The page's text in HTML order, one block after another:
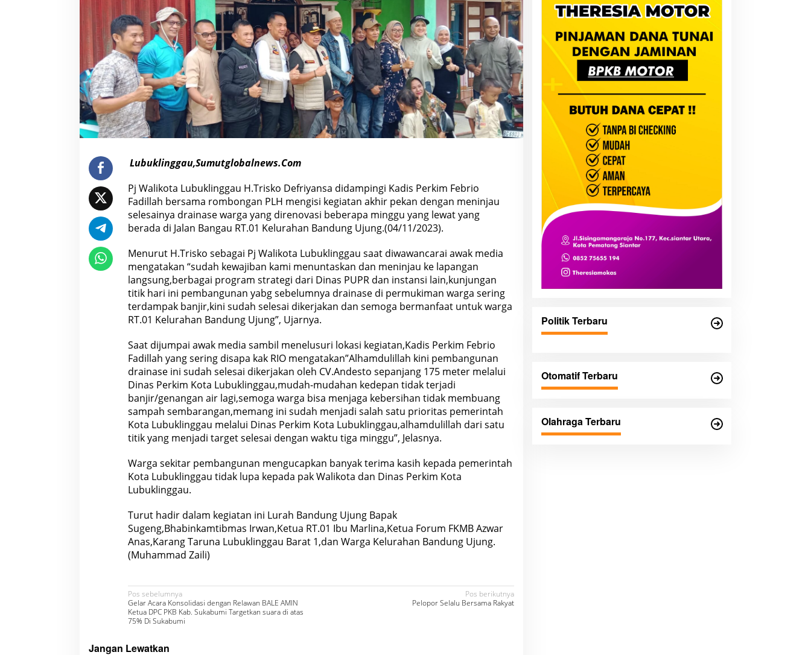
W
a
l
i
k
o
t
a
L
u
b
u
k
l
n
g
a
M
e
n
i
j
u
D
r
a
i
n
a
s
e
a
n
g
i
r
e
n
o
v
a
s
Lubuklinggau,Sumutglobalnews.Com
Pj Walikota Lubuklinggau H.Trisko Defriyansa didampingi Kadis Perkim Febrio
Fadillah bersama rombongan PLH mengisi kegiatan akhir pekan dengan meninjau
selesainya drainase warga yang direnovasi beberapa minggu yang lewat yang
berada di Jalan Bangau RT.01 Kelurahan Bandung Ujung.(04/11/2023).
Menurut H.Trisko sebagai Pj Walikota Lubuklinggau saat diwawancarai awak media
mengatakan “sudah kewajiban kami menuntaskan dan meninjau ke lapangan
langsung,berbagai program strategi dari Dinas PUPR dan instansi lain,kunjungan
titik hari ini pembangunan yabg sebelumnya drainase di permukiman warga sering
terdampak banjir,kini sudah selesai dikerjakan dan semoga bermanfaat untuk warga
RT.01 Kelurahan Bandung Ujung”, Ujarnya.
Saat dijumpai awak media sambil menelusuri lokasi kegiatan,Kadis Perkim Febrio
Fadillah yang sering disapa kak RIO mengatakan”Alhamdulillah kini pembangunan
drainase ini sudah selesai dikerjakan oleh CV.Andesto sepanjang 175 meter melalui
Dinas Perkim Kota Lubuklinggau,mudah-mudahan kedepan tidak terjadi
banjir/genangan air lagi,semoga warga bisa menjaga kebersihan tidak membuang
sampah sembarangan,memang ini sudah menjadi salah satu prioritas pemerintah
Kota Lubuklinggau melalui Dinas Perkim Kota Lubuklinggau,alhamdulillah dari satu
titik yang menjadi target selesai dengan waktu tiga minggu”, Jelasnya.
Warga sekitar pembangunan mengucapkan banyak terima kasih kepada pemerintah
Kota Lubuklinggau tidak lupa kepada pak Walikota dan Dinas Perkim Kota
Lubuklinggau.
Turut hadir dalam kegiatan ini Lurah Bandung Ujung Bapak
Sugeng,Bhabinkamtibmas Irwan,Ketua RT.01 Ibu Marlina,Ketua Forum FKMB Azwar
Anas,Karang Taruna Lubuklinggau Barat 1,dan Warga Kelurahan Bandung Ujung.
(Muhammad Zaili)
N
a
v
i
Pos sebelumnya
Gelar Acara Konsolidasi dengan Relawan BALE AMIN
Ketua DPC PKB Kab. Sukabumi Targetkan suara di atas
75% Di Sukabumi
Pos berikutnya
Pelopor Selalu Bersama Rakyat
Jangan Lewatkan
Politik Terbaru
Otomatif Terbaru
Olahraga Terbaru